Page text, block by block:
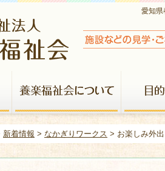
愛知県
新着情報 > なかぎりワークス > お楽しみ外